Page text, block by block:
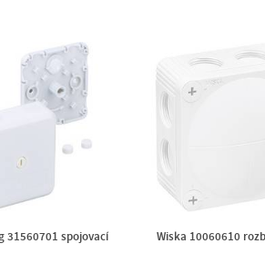
31560701 spojovací
Wiska 10060610